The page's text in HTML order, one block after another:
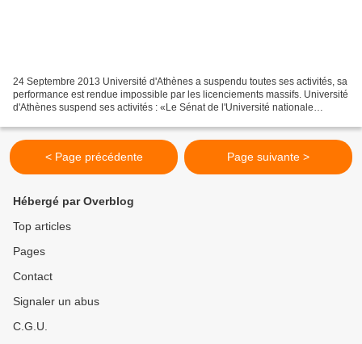
24 Septembre 2013 Université d'Athènes a suspendu toutes ses activités, sa
performance est rendue impossible par les licenciements massifs. Université
d'Athènes suspend ses activités : «Le Sénat de l'Université nationale
< Page précédente Page suivante >
Hébergé par Overblog
Top articles
Pages
Contact
Signaler un abus
C.G.U.